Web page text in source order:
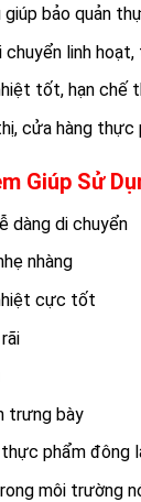
bảo quản
chuyển linh hoạt,
tốt, hạn chế
cửa hàng thực
Giúp Sử
dàng di chuyển
nhàng
cực tốt
trưng bày
thực phẩm đông
môi trường